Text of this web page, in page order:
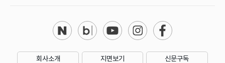
회사소개 지면보기 신문구독